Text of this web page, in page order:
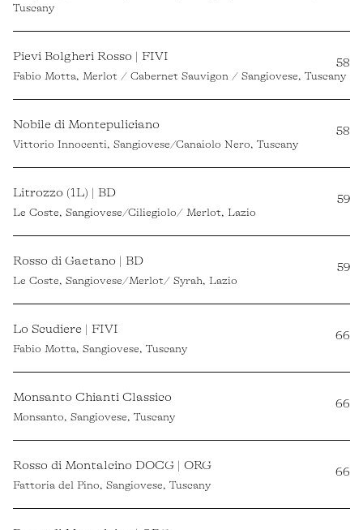
Tuscany
Pievi Bolgheri Rosso | FIVI
Fabio Motta, Merlot / Cabernet Sauvigon / Sangiovese, Tuscany
58
Nobile di Montepuliciano
Vittorio Innocenti, Sangiovese/Canaiolo Nero, Tuscany
58
Litrozzo (1L) | BD
Le Coste, Sangiovese/Ciliegiolo/ Merlot, Lazio
59
Rosso di Gaetano | BD
Le Coste, Sangiovese/Merlot/ Syrah, Lazio
59
Lo Scudiere | FIVI
Fabio Motta, Sangiovese, Tuscany
66
Monsanto Chianti Classico
Monsanto, Sangiovese, Tuscany
66
Rosso di Montalcino DOCG | ORG
Fattoria del Pino, Sangiovese, Tuscany
66